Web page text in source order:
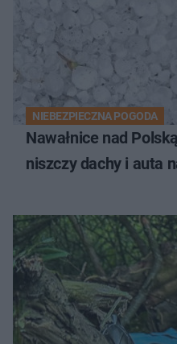
NIEBEZPIECZNA POGODA
Nawałnice nad
niszczy dachy i auta